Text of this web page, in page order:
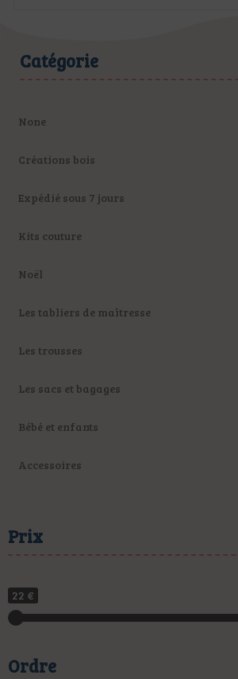
Catégorie
None
Créations bois
Expédié sous 7 jours
Kits couture
Noël
Les tabliers de maîtresse
Les trousses
Les sacs et bagages
Bébé et enfants
Accessoires
Prix
22 €
Ordre